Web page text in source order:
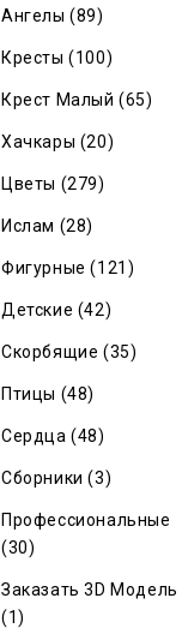
Ангелы (89)
Кресты (100)
Крест Малый (65)
Хачкары (20)
Цветы (279)
Ислам (28)
Фигурные (121)
Детские (42)
Скорбящие (35)
Птицы (48)
Сердца (48)
Сборники (3)
Профессиональные
(30)
Заказать 3D Модель
(1)